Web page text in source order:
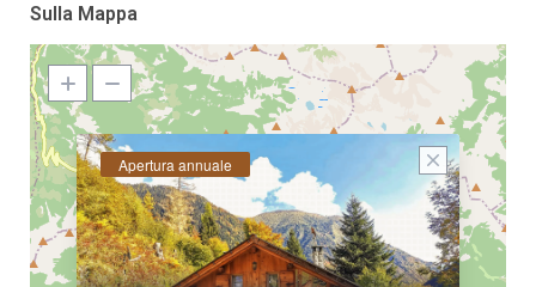
Sulla Mappa
Apertura annuale